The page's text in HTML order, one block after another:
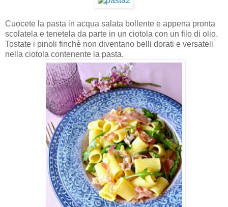
Cuocete la pasta in acqua salata bollente e appena pronta
scolatela e tenetela da parte in un ciotola con un filo di olio.
Tostate i pinoli finchè non diventano belli dorati e versateli
nella ciotola contenente la pasta.